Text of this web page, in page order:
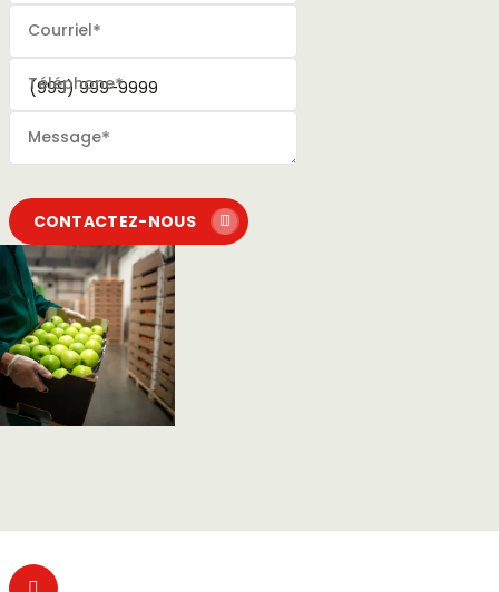
Courriel*
Téléphone*
Message*
CONTACTEZ-NOUS